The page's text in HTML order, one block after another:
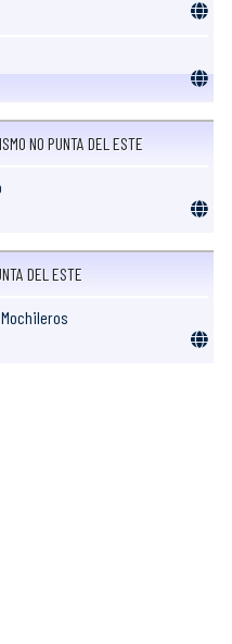
NO PUNTA DEL ESTE
DEL ESTE